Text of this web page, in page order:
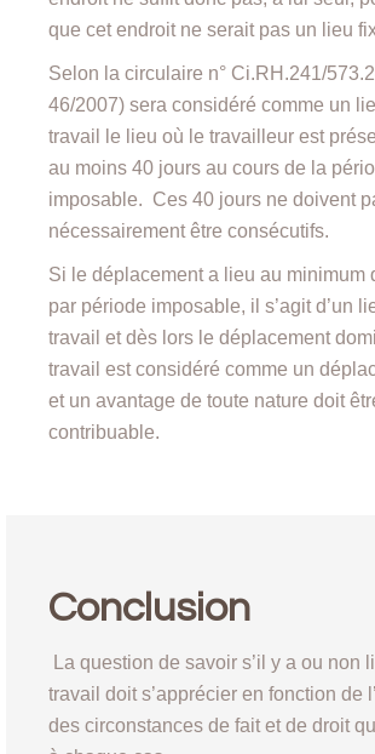
que cet endroit ne serait pas un lieu
Selon la circulaire n° Ci.RH.241/
46/2007) sera considéré comme un
travail le lieu où le travailleur est
au moins 40 jours au cours de la
imposable. Ces 40 jours ne doivent
nécessairement être consécutifs.
Si le déplacement a lieu au minimum
par période imposable, il s’agit d’un
travail et dès lors le déplacement
travail est considéré comme un
et un avantage de toute nature doit
contribuable.
Conclusion
La question de savoir s’il y a ou non
travail doit s’apprécier en fonction de
des circonstances de fait et de droit